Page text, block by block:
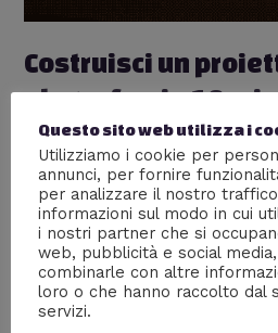
Costruisci un
olografico in 10
VIDEO]
Lascia un commento /Fai da te
L’utente di Youtube
bel videotutorial che mostra
dai lati trapezioidali che,
lato, restituisce un “effetto
semplicità di esecuzione, che è
tutti.
Questo sito web utilizza i
Utilizziamo i cookie per
annunci, per fornire
per analizzare il nostro
informazioni sul modo in cui
i nostri partner che si
web, pubblicità e social
combinarle con altre
loro o che hanno raccolto dal
servizi.